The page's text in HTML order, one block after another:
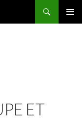
ET